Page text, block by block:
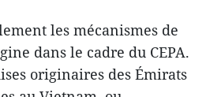
les mécanismes de
dans le cadre du CEPA.
originaires des Émirats